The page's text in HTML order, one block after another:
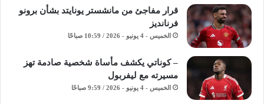
قرار مفاجئ من مانشستر يونايتد بشأن برونو
فرنانديز
الخميس - 4 يونيو - 2026 / 10:59 صباحًا
– كوناتي يكشف مأساة شخصية صادمة تهز
مسيرته مع ليفربول
الخميس - 4 يونيو - 2026 / 9:59 صباحًا